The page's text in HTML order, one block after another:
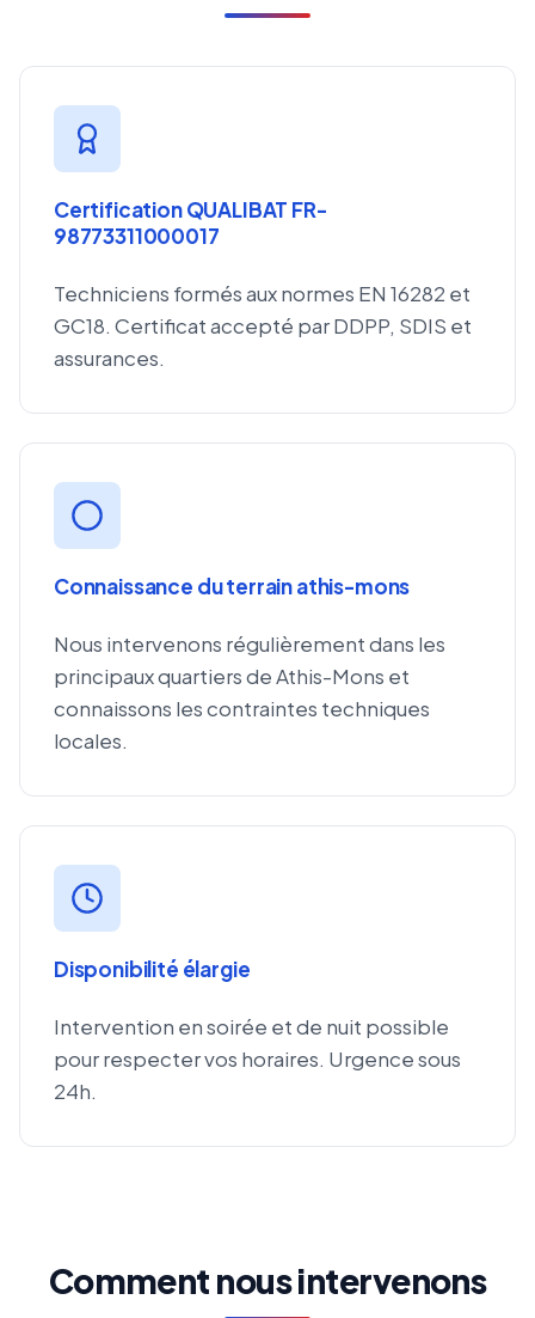
Certification QUALIBAT FR-
98773311000017
Techniciens formés aux normes EN 16282 et
GC18. Certificat accepté par DDPP, SDIS et
assurances.
Connaissance du terrain athis-mons
Nous intervenons régulièrement dans les
principaux quartiers de Athis-Mons et
connaissons les contraintes techniques
locales.
Disponibilité élargie
Intervention en soirée et de nuit possible
pour respecter vos horaires. Urgence sous
24h.
Comment nous intervenons